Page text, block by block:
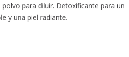
para diluir. Detoxificante para un
y una piel radiante.